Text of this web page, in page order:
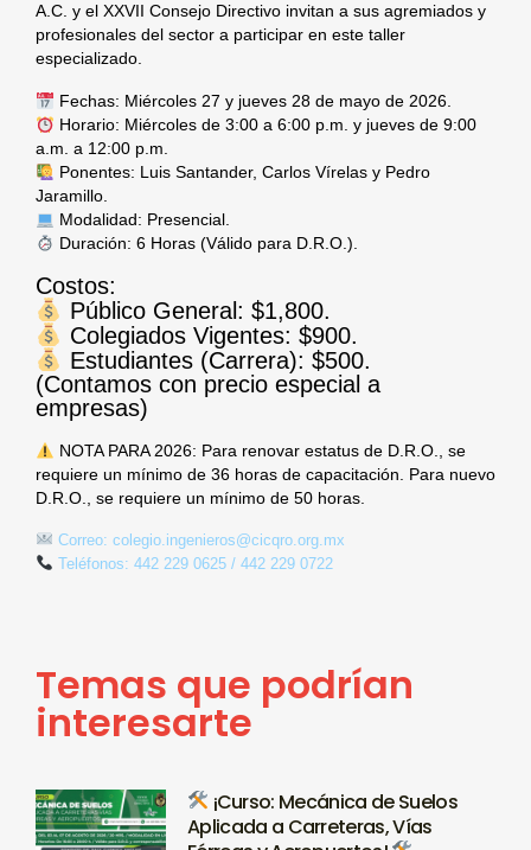
A.C. y el XXVII Consejo Directivo invitan a sus agremiados y
profesionales del sector a participar en este taller
especializado.
Fechas: Miércoles 27 y jueves 28 de mayo de 2026.
Horario: Miércoles de 3:00 a 6:00 p.m. y jueves de 9:00
a.m. a 12:00 p.m.
Ponentes: Luis Santander, Carlos Vírelas y Pedro
Jaramillo.
Modalidad: Presencial.
Duración: 6 Horas (Válido para D.R.O.).
Costos:
Público General: $1,800.
Colegiados Vigentes: $900.
Estudiantes (Carrera): $500.
(Contamos con precio especial a
empresas)
NOTA PARA 2026: Para renovar estatus de D.R.O., se
requiere un mínimo de 36 horas de capacitación. Para nuevo
D.R.O., se requiere un mínimo de 50 horas.
Correo: colegio.ingenieros@cicqro.org.mx
Teléfonos: 442 229 0625 / 442 229 0722
Temas que podrían
interesarte
¡Curso: Mecánica de Suelos
Aplicada a Carreteras, Vías